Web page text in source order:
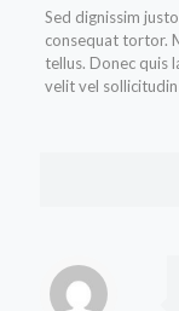
Sed dignissim
consequat tortor.
tellus. Donec quis
velit vel sollicitudin